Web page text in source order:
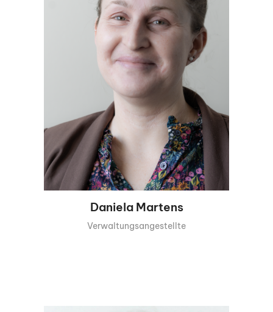
Daniela Martens
Verwaltungsangestellte